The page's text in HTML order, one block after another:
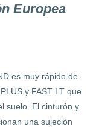
Europea
es muy rápido de
y FAST LT que
suelo. El cinturón y
una sujeción